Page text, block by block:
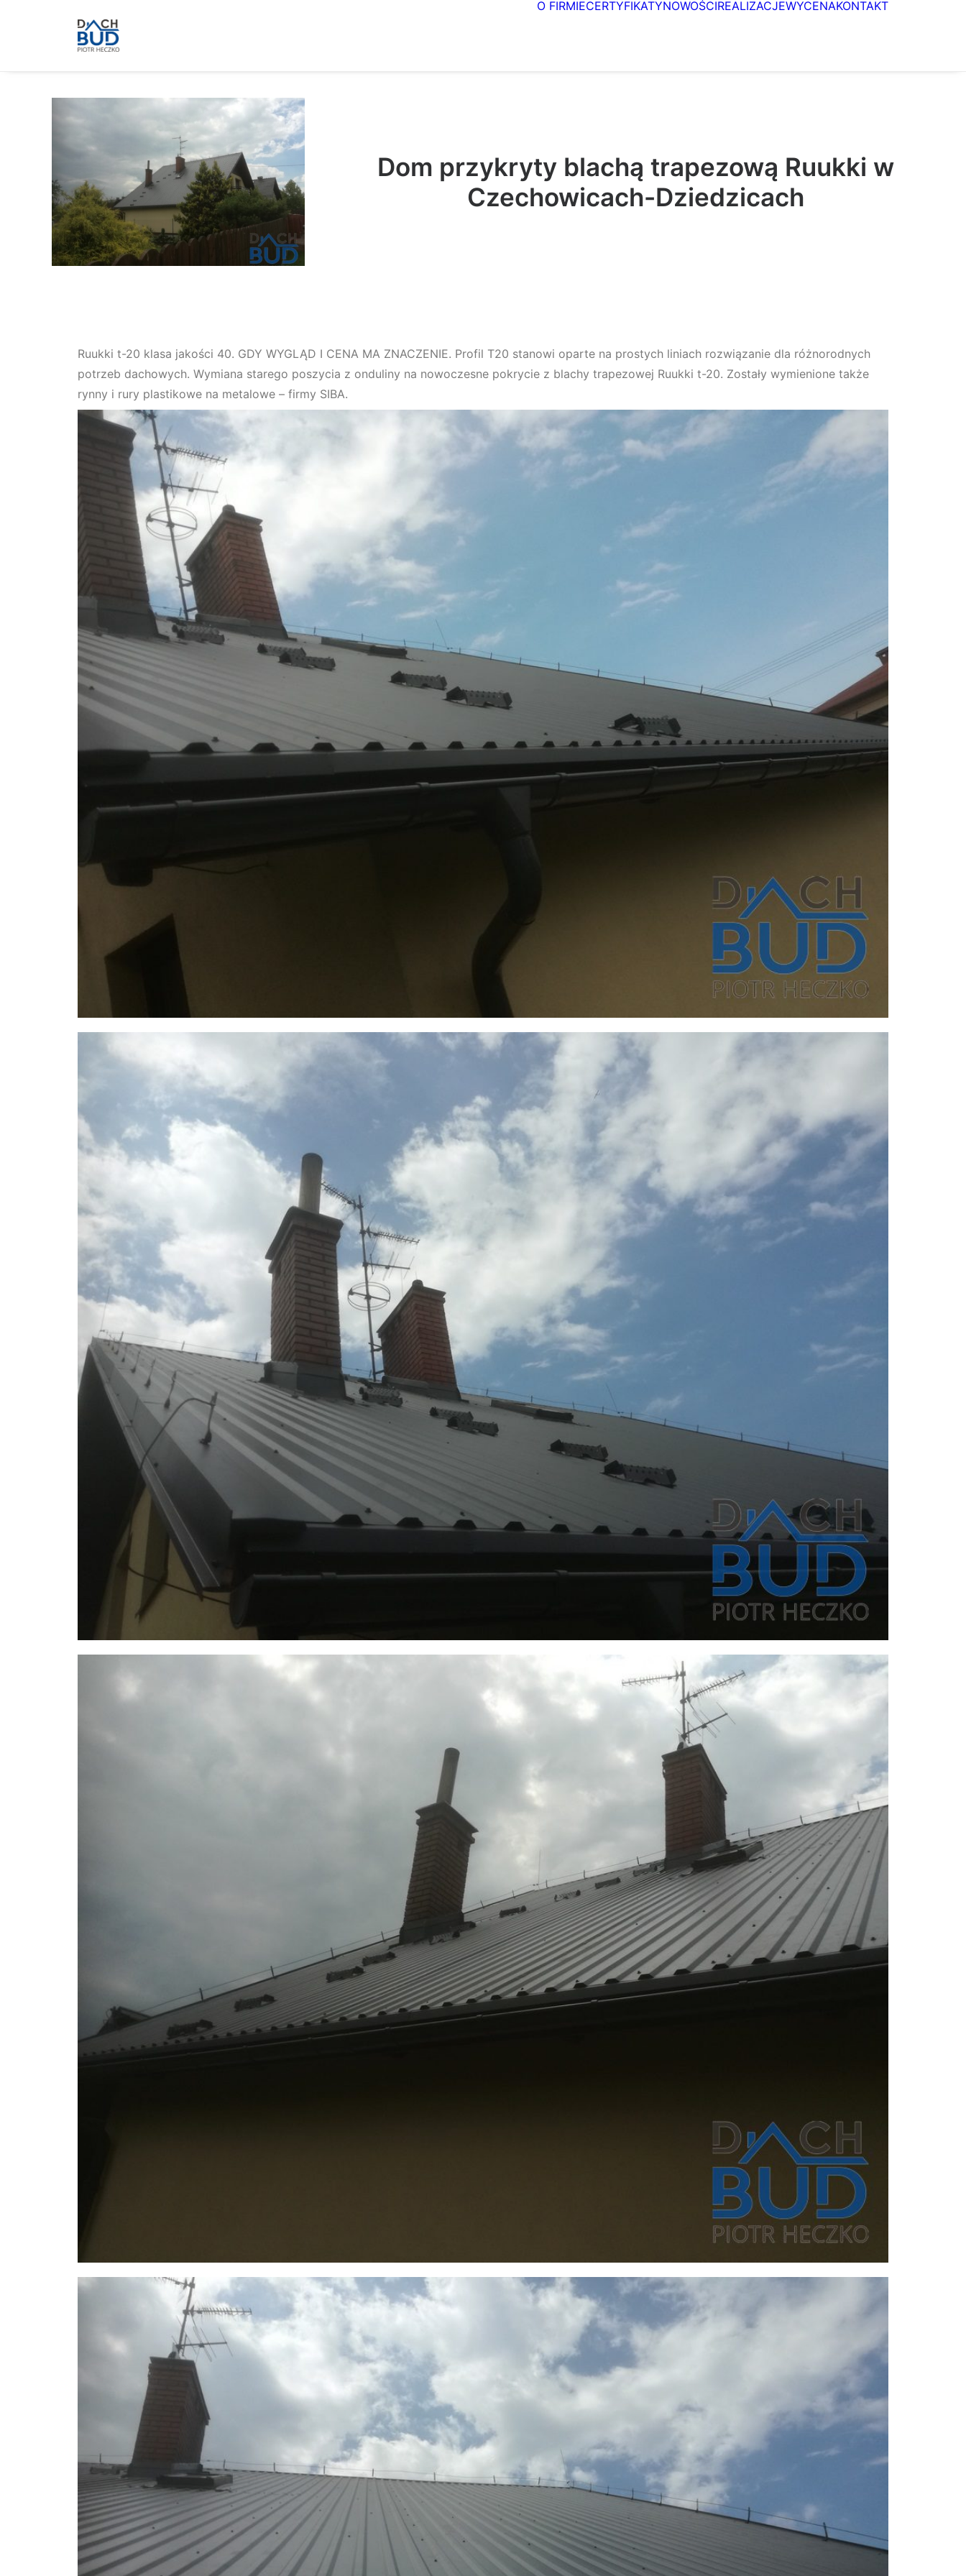
O FIRMIECERTYFIKATYNOWOŚCIREALIZACJEWYCENAKONTAKT
Dom przykryty blachą trapezową Ruukki w
Czechowicach-Dziedzicach
Ruukki t-20 klasa jakości 40. GDY WYGLĄD I CENA MA ZNACZENIE. Profil T20 stanowi oparte na prostych liniach rozwiązanie dla różnorodnych
potrzeb dachowych. Wymiana starego poszycia z onduliny na nowoczesne pokrycie z blachy trapezowej Ruukki t-20. Zostały wymienione także
rynny i rury plastikowe na metalowe – firmy SIBA.